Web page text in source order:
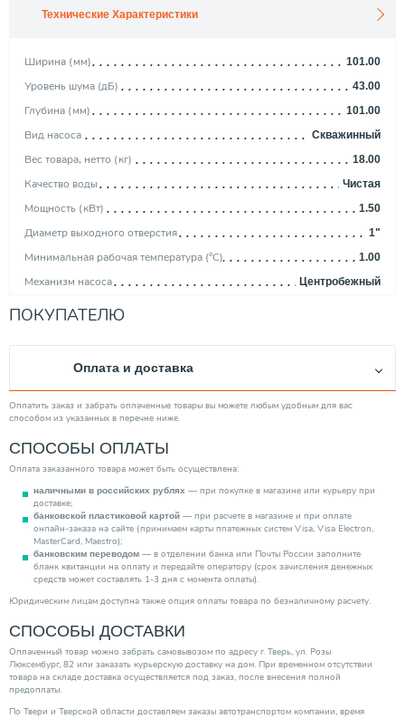
Технические Характеристики
Ширина (мм) 101.00
Уровень шума (дБ) 43.00
Глубина (мм) 101.00
Вид насоса Cкважинный
Вес товара, нетто (кг) 18.00
Качество воды Чистая
Мощность (кВт) 1.50
Диаметр выходного отверстия 1"
Минимальная рабочая температура (°С) 1.00
Механизм насоса Центробежный
Максимальная производительность (м3/ч)
Тип вход. напряжения Однофазное
Тип эжектора
Максим. напор (м)
Производитель
Глубина погружения/всасывания (м) 150.00
Страна производитель Дания
Объем гидробака (л)
Высота (мм) 1026.00
Тип насоса
Категория
ПОКУПАТЕЛЮ
Оплата и доставка
Оплатить заказ и забрать оплаченные товары вы можете любым удобным для вас
способом из указанных в перечне ниже.
СПОСОБЫ ОПЛАТЫ
Оплата заказанного товара может быть осуществлена:
наличными в российских рублях — при покупке в магазине или курьеру при
доставке;
банковской пластиковой картой — при расчете в магазине и при оплате
онлайн-заказа на сайте (принимаем карты платежных систем Visa, Visa Electron,
MasterCard, Maestro);
банковским переводом — в отделении банка или Почты России заполните
бланк квитанции на оплату и передайте оператору (срок зачисления денежных
средств может составлять 1-3 дня с момента оплаты).
Юридическим лицам доступна также опция оплаты товара по безналичному расчету.
СПОСОБЫ ДОСТАВКИ
Оплаченный товар можно забрать самовывозом по адресу г. Тверь, ул. Розы
Люксембург, 82 или заказать курьерскую доставку на дом. При временном отсутствии
товара на складе доставка осуществляется под заказ, после внесения полной
предоплаты.
По Твери и Тверской области доставляем заказы автотранспортом компании, время